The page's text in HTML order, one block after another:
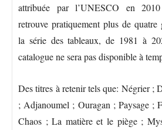
attribuée par l’UNESCO en
retrouve pratiquement plus de quatre
la série des tableaux, de 1981 à
catalogue ne sera pas disponible à
Des titres à retenir tels que: Négrier ;
; Adjanoumel ; Ouragan ; Paysage ;
Chaos ; La matière et le piège ;